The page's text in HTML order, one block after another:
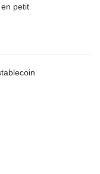
petit